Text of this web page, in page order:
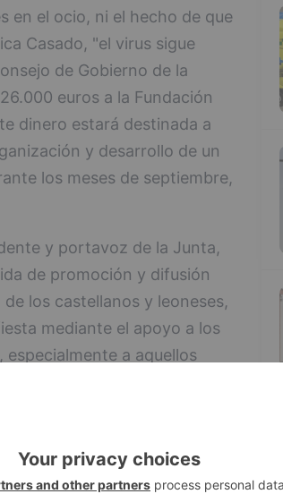
en el ocio, ni el hecho de que
Casado, "el virus sigue
de Gobierno de la
euros a la Fundación
dinero estará destinada a
y desarrollo de un
los meses de septiembre,
y portavoz de la Junta,
de promoción y difusión
los castellanos y leoneses,
mediante el apoyo a los
a aquellos
y León. Constará de nueve
se celebrarán en plazas
novilleros más punteros de